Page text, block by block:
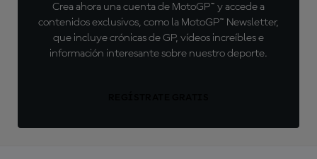
Crea ahora una cuenta de MotoGP™ y accede a
contenidos exclusivos, como la MotoGP™ Newsletter,
que incluye crónicas de GP, vídeos increíbles e
información interesante sobre nuestro deporte.